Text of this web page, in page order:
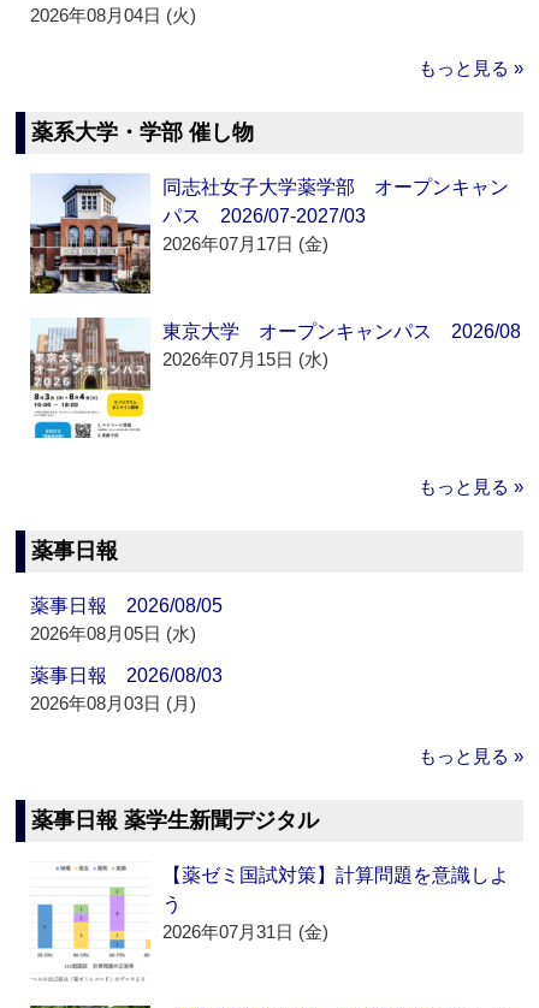
2026年08月04日 (火)
もっと見る »
薬系大学・学部 催し物
同志社女子大学薬学部 オープンキャン
パス 2026/07-2027/03
2026年07月17日 (金)
東京大学 オープンキャンパス 2026/08
2026年07月15日 (水)
もっと見る »
薬事日報
薬事日報 2026/08/05
2026年08月05日 (水)
薬事日報 2026/08/03
2026年08月03日 (月)
もっと見る »
薬事日報 薬学生新聞デジタル
【薬ゼミ国試対策】計算問題を意識しよ
う
2026年07月31日 (金)